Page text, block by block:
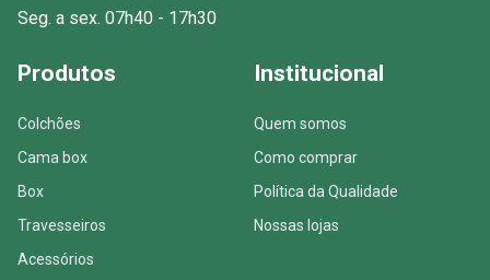
Produtos
Colchões
Cama box
Box
Travesseiros
Acessórios
Institucional
Quem somos
Como comprar
Política da Qualidade
Nossas lojas
Seg. a sex. 07h40 - 17h30